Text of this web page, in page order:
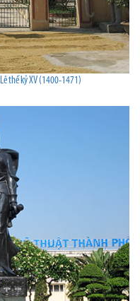
thế kỷ XV (1400-1471)